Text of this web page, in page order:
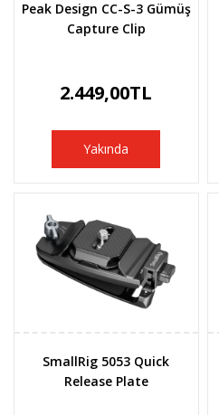
Peak Design CC-S-3 Gümüş
Capture Clip
2.449,00TL
Yakında
SmallRig 5053 Quick
Release Plate